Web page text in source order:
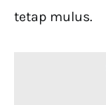
tetap mulus.